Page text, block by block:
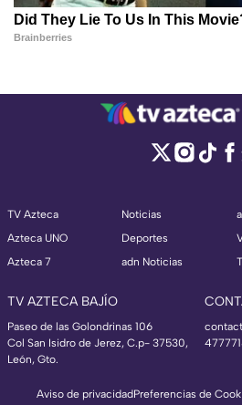
TV Azteca
Azteca UNO
Azteca 7
Noticias
Deportes
adn Noticias
TV AZTECA BAJÍO
Paseo de las Golondrinas 106
Col San Isidro de Jerez, C.p- 37530,
León, Gto.
Aviso de privacidadPreferencias de